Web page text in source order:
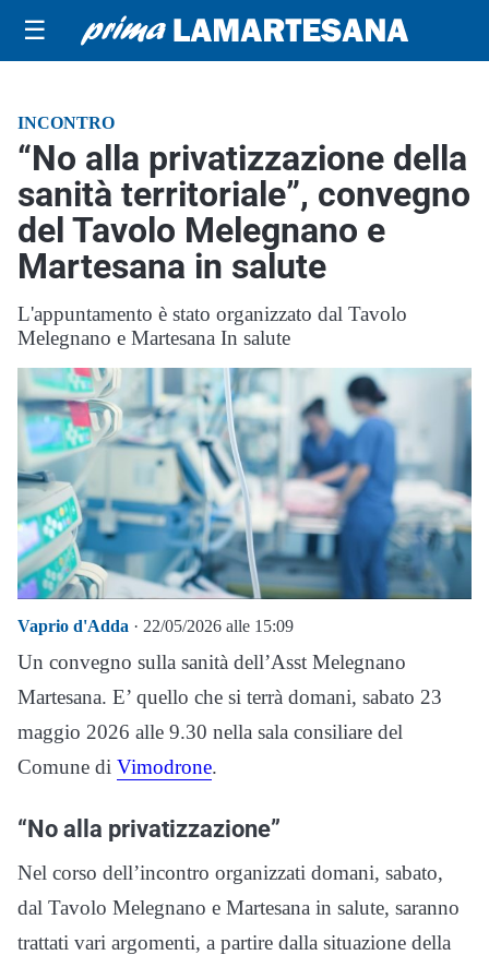
☰
INCONTRO
“No alla privatizzazione della
sanità territoriale”, convegno
del Tavolo Melegnano e
Martesana in salute
L'appuntamento è stato organizzato dal Tavolo
Melegnano e Martesana In salute
Vaprio d'Adda · 22/05/2026 alle 15:09
Un convegno sulla sanità dell’Asst Melegnano
Martesana. E’ quello che si terrà domani, sabato 23
maggio 2026 alle 9.30 nella sala consiliare del
Comune di Vimodrone.
“No alla privatizzazione”
Nel corso dell’incontro organizzati domani, sabato,
dal Tavolo Melegnano e Martesana in salute, saranno
trattati vari argomenti, a partire dalla situazione della